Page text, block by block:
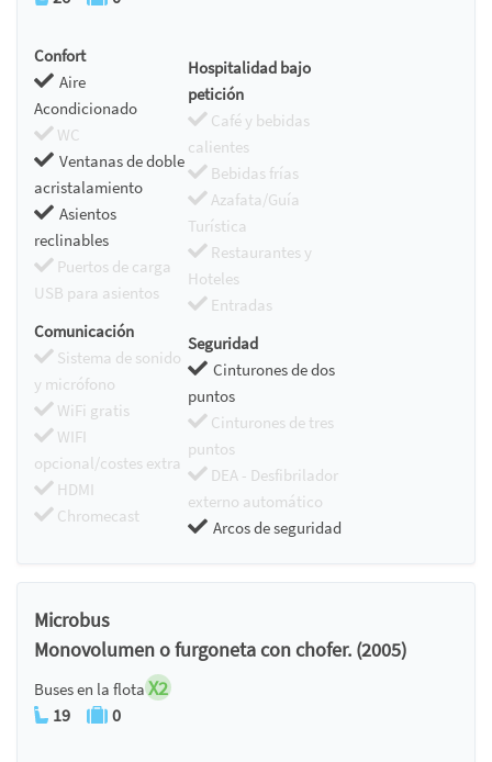
Confort
Aire
Acondicionado
WC
Ventanas de doble
acristalamiento
Asientos
reclinables
Puertos de carga
USB para asientos
Hospitalidad bajo
petición
Café y bebidas
calientes
Bebidas frías
Azafata/Guía
Turística
Restaurantes y
Hoteles
Entradas
Comunicación
Sistema de sonido
y micrófono
WiFi gratis
WIFI
opcional/costes extra
HDMI
Chromecast
Seguridad
Cinturones de dos
puntos
Cinturones de tres
puntos
DEA - Desfibrilador
externo automático
Arcos de seguridad
Microbus
Monovolumen o furgoneta con chofer. (2005)
Buses en la flota X2
19 0